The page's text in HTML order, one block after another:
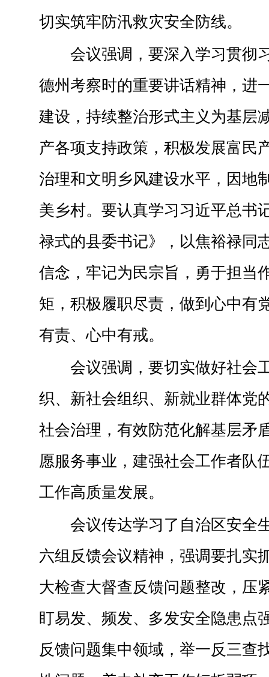
切实筑牢防汛救灾安全防线。
会议强调，要深入学习贯彻
德州考察时的重要讲话精神，进
建设，持续整治形式主义为基层
产各项支持政策，积极发展富民
治理和文明乡风建设水平，因地
美乡村。要认真学习习近平总书
禄式的县委书记》，以焦裕禄同
信念，牢记为民宗旨，勇于担当
矩，积极履职尽责，做到心中有
有责、心中有戒。
会议强调，要切实做好社会
织、新社会组织、新就业群体党
社会治理，有效防范化解基层矛
愿服务事业，建强社会工作者队
工作高质量发展。
会议传达学习了自治区安全
六组反馈会议精神，强调要扎实
大检查大督查反馈问题整改，压
盯易发、频发、多发安全隐患点
反馈问题集中领域，举一反三查